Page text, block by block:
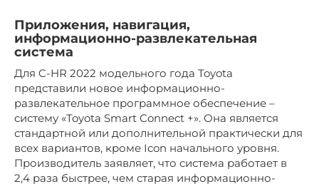
Приложения, навигация,
информационно-развлекательная
система
Для C-HR 2022 модельного года Toyota
представили новое информационно-
развлекательное программное обеспечение –
систему «Toyota Smart Connect +». Она является
стандартной или дополнительной практически для
всех вариантов, кроме Icon начального уровня.
Производитель заявляет, что система работает в
2,4 раза быстрее, чем старая информационно-